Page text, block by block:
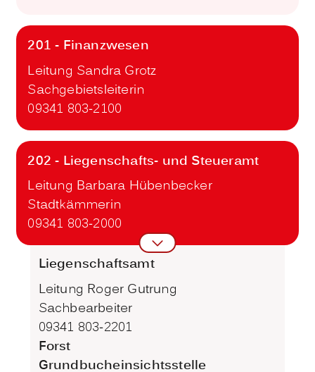
201 - Finanzwesen
Leitung Sandra Grotz
Sachgebietsleiterin
09341 803-2100
202 - Liegenschafts- und Steueramt
Leitung Barbara Hübenbecker
Stadtkämmerin
09341 803-2000
Liegenschaftsamt
Leitung Roger Gutrung
Sachbearbeiter
09341 803-2201
Forst
Grundbucheinsichtsstelle